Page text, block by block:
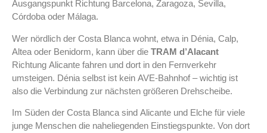
Ausgangspunkt Richtung Barcelona, Zaragoza, Sevilla,
Córdoba oder Málaga.
Wer nördlich der Costa Blanca wohnt, etwa in Dénia, Calp,
Altea oder Benidorm, kann über die TRAM d’Alacant
Richtung Alicante fahren und dort in den Fernverkehr
umsteigen. Dénia selbst ist kein AVE-Bahnhof – wichtig ist
also die Verbindung zur nächsten größeren Drehscheibe.
Im Süden der Costa Blanca sind Alicante und Elche für viele
junge Menschen die naheliegenden Einstiegspunkte. Von dort